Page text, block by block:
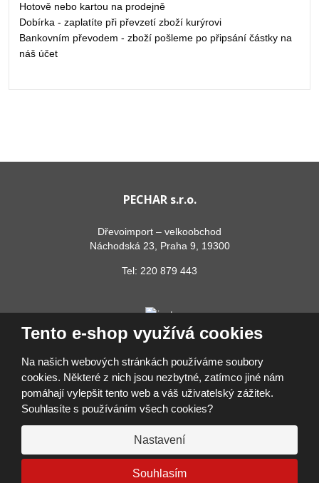
Tento e-shop využívá cookies
Na našich webových stránkách používáme soubory
cookies. Některé z nich jsou nezbytné, zatímco jiné nám
pomáhají vylepšit tento web a váš uživatelský zážitek.
Souhlasíte s používáním všech cookies?
Nastavení
Souhlasím
Hotově nebo kartou na prodejně
Dobírka - zaplatíte při převzetí zboží kurýrovi
Bankovním převodem - zboží pošleme po připsání částky na
náš účet
PECHAR s.r.o.
Dřevoimport – velkoobchod
Náchodská 23, Praha 9, 19300
Tel: 220 879 443
© 2026, PECHAR s.r.o.
Prohlášení o přístupnosti |Ochrana osobních údajů
Přihlásit se
VISA MasterCard